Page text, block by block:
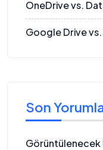
OneDrive vs.
Google Drive
Son
Görüntülenecek